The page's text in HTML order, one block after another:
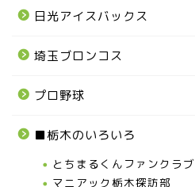
日光アイスバックス
埼玉ブロンコス
プロ野球
■栃木のいろいろ
とちまるくんファンクラブ
マニアック栃木探訪部